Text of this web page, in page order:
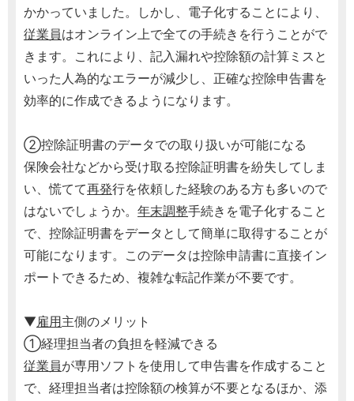
かかっていました。しかし、電子化することにより、
従業員はオンライン上で全ての手続きを行うことがで
きます。これにより、記入漏れや控除額の計算ミスと
いった人為的なエラーが減少し、正確な控除申告書を
効率的に作成できるようになります。
②控除証明書のデータでの取り扱いが可能になる
保険会社などから受け取る控除証明書を紛失してしま
い、慌てて再発行を依頼した経験のある方も多いので
はないでしょうか。 年末調整手続きを電子化すること
で、控除証明書をデータとして簡単に取得することが
可能になります。このデータは控除申請書に直接イン
ポートできるため、複雑な転記作業が不要です。
▼雇用主側のメリット
①経理担当者の負担を軽減できる
従業員が専用ソフトを使用して申告書を作成すること
で、経理担当者は控除額の検算が不要となるほか、添